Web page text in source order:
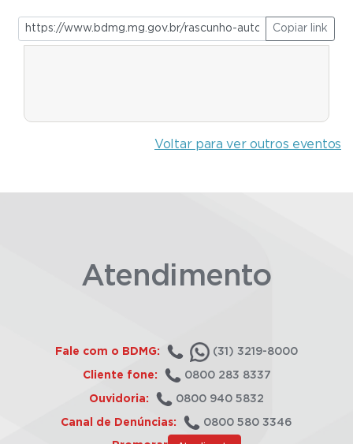
Copiar link
Voltar para ver outros eventos
Atendimento
Fale com o BDMG: (31) 3219-8000
Cliente fone: 0800 283 8337
Ouvidoria: 0800 940 5832
Canal de Denúncias: 0800 580 3346